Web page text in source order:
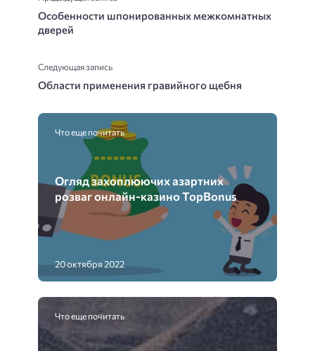
Особенности шпонированных межкомнатных
дверей
Следующая запись
Области применения гравийного щебня
Что еще почитать
Огляд захоплюючих азартних
розваг онлайн-казино TopBonus
20 октября 2022
Что еще почитать